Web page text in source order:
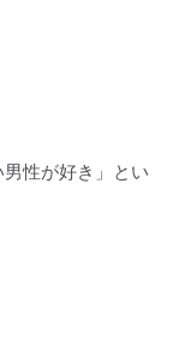
性が好き」とい